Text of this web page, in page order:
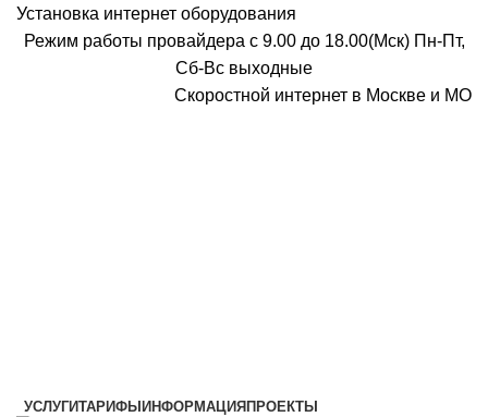
Установка интернет оборудования
Режим работы провайдера с 9.00 до 18.00(Мск) Пн-Пт,
Сб-Вс выходные
Скоростной интернет в Москве и МО
УСЛУГИТАРИФЫИНФОРМАЦИЯПРОЕКТЫ